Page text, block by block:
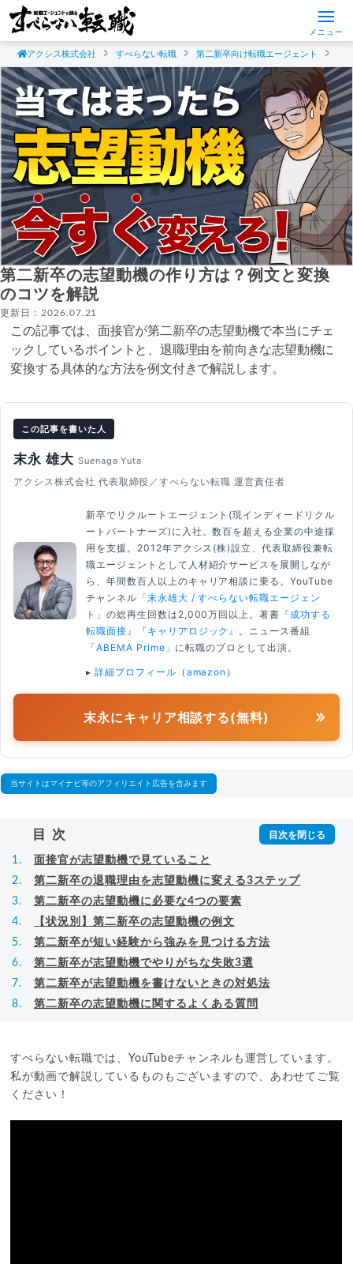
メニュー
アクシス株式会社 すべらない転職 第二新卒向け転職エージェント
第二新卒の志望動機の作り方は？例文と変換
のコツを解説
更新日：2026.07.21
この記事では、面接官が第二新卒の志望動機で本当にチェ
ックしているポイントと、退職理由を前向きな志望動機に
変換する具体的な方法を例文付きで解説します。
この記事を書いた人
末永 雄大 Suenaga Yuta
アクシス株式会社 代表取締役／すべらない転職 運営責任者
新卒でリクルートエージェント(現インディードリクル
ートパートナーズ)に入社。数百を超える企業の中途採
用を支援。2012年アクシス(株)設立、代表取締役兼転
職エージェントとして人材紹介サービスを展開しなが
ら、年間数百人以上のキャリア相談に乗る。YouTube
チャンネル 「末永雄大 / すべらない転職エージェン
ト」 の総再生回数は2,000万回以上。著書 『成功する
転職面接』
『キャリアロジック』
。ニュース番組
「ABEMA Prime」 に転職のプロとして出演。
▸ 詳細プロフィール （ amazon ）
末永にキャリア相談する(無料)
当サイトはマイナビ等のアフィリエイト広告を含みます
目次
面接官が志望動機で見ていること
第二新卒の退職理由を志望動機に変える3ステップ
第二新卒の志望動機に必要な4つの要素
【状況別】第二新卒の志望動機の例文
第二新卒が短い経験から強みを見つける方法
第二新卒が志望動機でやりがちな失敗3選
第二新卒が志望動機を書けないときの対処法
第二新卒の志望動機に関するよくある質問
すべらない転職では、YouTubeチャンネルも運営しています。
私が動画で解説しているものもございますので、あわせてご覧
ください！